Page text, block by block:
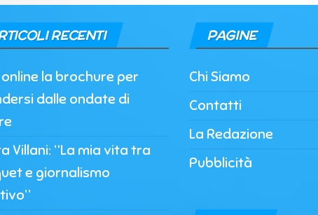
RECENTI
online la brochure per
dalle ondate di
Villani: “La mia vita tra
e giornalismo
PAGINE
Chi Siamo
Contatti
La Redazione
Pubblicità